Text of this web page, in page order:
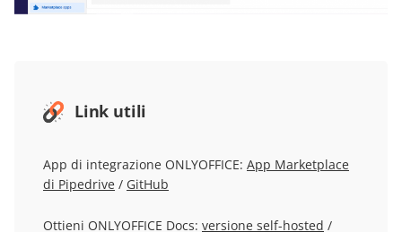
Link utili
App di integrazione ONLYOFFICE: App Marketplace
di Pipedrive / GitHub
Ottieni ONLYOFFICE Docs: versione self-hosted /